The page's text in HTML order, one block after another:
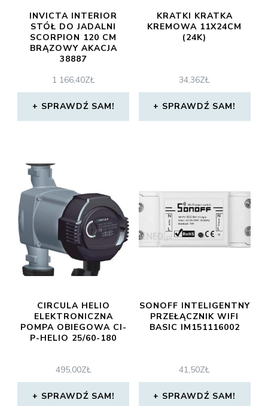
INVICTA INTERIOR
STÓŁ DO JADALNI
SCORPION 120 CM
BRĄZOWY AKACJA
38887
1 166,40ZŁ
SPRAWDŹ SAM!
KRATKI KRATKA
KREMOWA 11X24CM
(24K)
34,36ZŁ
SPRAWDŹ SAM!
CIRCULA HELIO
ELEKTRONICZNA
POMPA OBIEGOWA CI-
P-HELIO 25/60-180
495,00ZŁ
SPRAWDŹ SAM!
SONOFF INTELIGENTNY
PRZEŁĄCZNIK WIFI
BASIC IM151116002
41,50ZŁ
SPRAWDŹ SAM!